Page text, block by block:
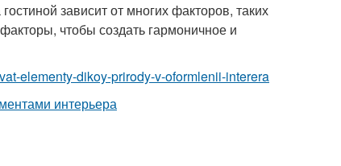
зависит от многих факторов, таких
чтобы создать гармоничное и
elementy-dikoy-prirody-v-oformlenii-interera